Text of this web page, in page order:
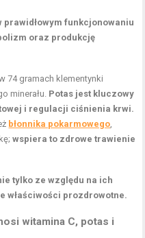
prawidłowym funkcjonowaniu
oraz produkcję
74 gramach klementynki
minerału. Potas jest kluczowy
i regulacji ciśnienia krwi.
błonnika pokarmowego,
wspiera to zdrowe trawienie
tylko ze względu na ich
właściwości prozdrowotne.
witamina C, potas i